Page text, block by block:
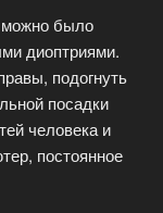
можно было
диоптриями.
подогнуть
посадки
человека и
постоянное